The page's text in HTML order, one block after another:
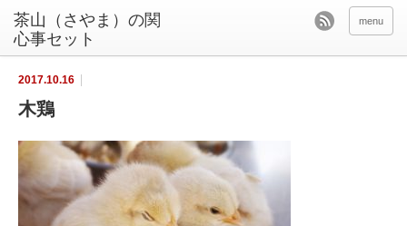
茶山（さやま）の関
心事セット
menu
2017.10.16
木鶏